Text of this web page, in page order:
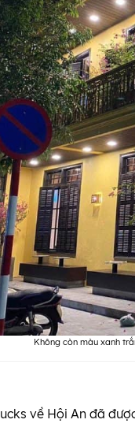
Không còn màu xanh
về Hội An đã